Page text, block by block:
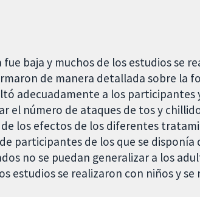
baja y muchos de los estudios se
de manera detallada sobre la
adecuadamente a los participantes
el número de ataques de tos y
los efectos de los diferentes
participantes de los que se disponía
no se puedan generalizar a los
estudios se realizaron con niños y se